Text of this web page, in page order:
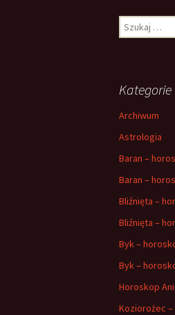
Szukaj:
Kategorie
Archiwum
Astrologia
Baran –
Baran –
Bliźnięta –
Bliźnięta –
Byk –
Byk –
Horoskop
Koziorożec